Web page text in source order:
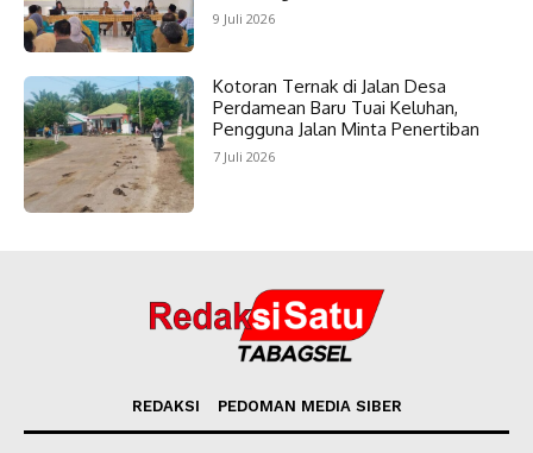
9 Juli 2026
Kotoran Ternak di Jalan Desa
Perdamean Baru Tuai Keluhan,
Pengguna Jalan Minta Penertiban
7 Juli 2026
REDAKSI PEDOMAN MEDIA SIBER